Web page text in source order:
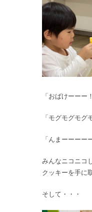
「おばけーーー
「モグモグモグ
「んまーーーー
みんなニコニコ
クッキーを手に
そして・・・